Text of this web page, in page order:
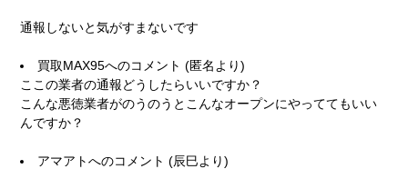
通報しないと気がすまないです
買取MAX95へのコメント (匿名より)
ここの業者の通報どうしたらいいですか？
こんな悪徳業者がのうのうとこんなオープンにやっててもいい
んですか？
アマアトへのコメント (辰巳より)